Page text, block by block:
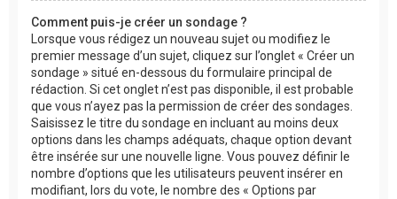
Comment puis-je créer un sondage ?
Lorsque vous rédigez un nouveau sujet ou modifiez le
premier message d’un sujet, cliquez sur l’onglet « Créer un
sondage » situé en-dessous du formulaire principal de
rédaction. Si cet onglet n’est pas disponible, il est probable
que vous n’ayez pas la permission de créer des sondages.
Saisissez le titre du sondage en incluant au moins deux
options dans les champs adéquats, chaque option devant
être insérée sur une nouvelle ligne. Vous pouvez définir le
nombre d’options que les utilisateurs peuvent insérer en
modifiant, lors du vote, le nombre des « Options par